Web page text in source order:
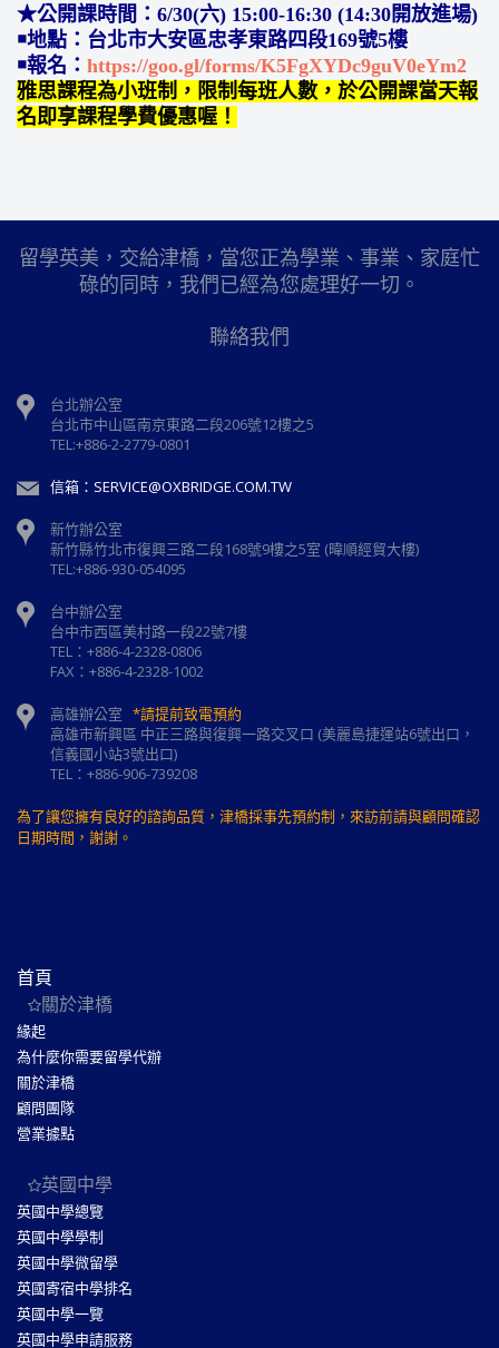
★公開課時間：6/30(六) 15:00-16:30 (14:30開放進場)
￭地點：台北市大安區忠孝東路四段169號5樓
￭報名： https://goo.gl/forms/K5FgXYDc9guV0eYm2
雅思課程為小班制，限制每班人數，於公開課當天報
名即享課程學費優惠喔！
留學英美，交給津橋，當您正為學業、事業、家庭忙
碌的同時，我們已經為您處理好一切。
聯絡我們
台北辦公室
台北市中山區南京東路二段206號12樓之5
TEL:+886-2-2779-0801
信箱：SERVICE@OXBRIDGE.COM.TW
新竹辦公室
新⽵縣⽵北市復興三路⼆段168號9樓之5室 (暐順經貿大樓)
TEL:+886-930-054095
台中辦公室
台中市西區美村路一段22號7樓
TEL：+886-4-2328-0806
FAX：+886-4-2328-1002
高雄辦公室 *請提前致電預約
高雄市新興區 中正三路與復興一路交叉口 (美麗島捷運站6號出口，
信義國小站3號出口)
TEL：+886-906-739208
為了讓您擁有良好的諮詢品質，津橋採事先預約制，來訪前請與顧問確認
日期時間，謝謝。
首頁
關於津橋
緣起
為什麼你需要留學代辦
關於津橋
顧問團隊
營業據點
英國中學
英國中學總覽
英國中學學制
英國中學微留學
英國寄宿中學排名
英國中學一覽
英國中學申請服務